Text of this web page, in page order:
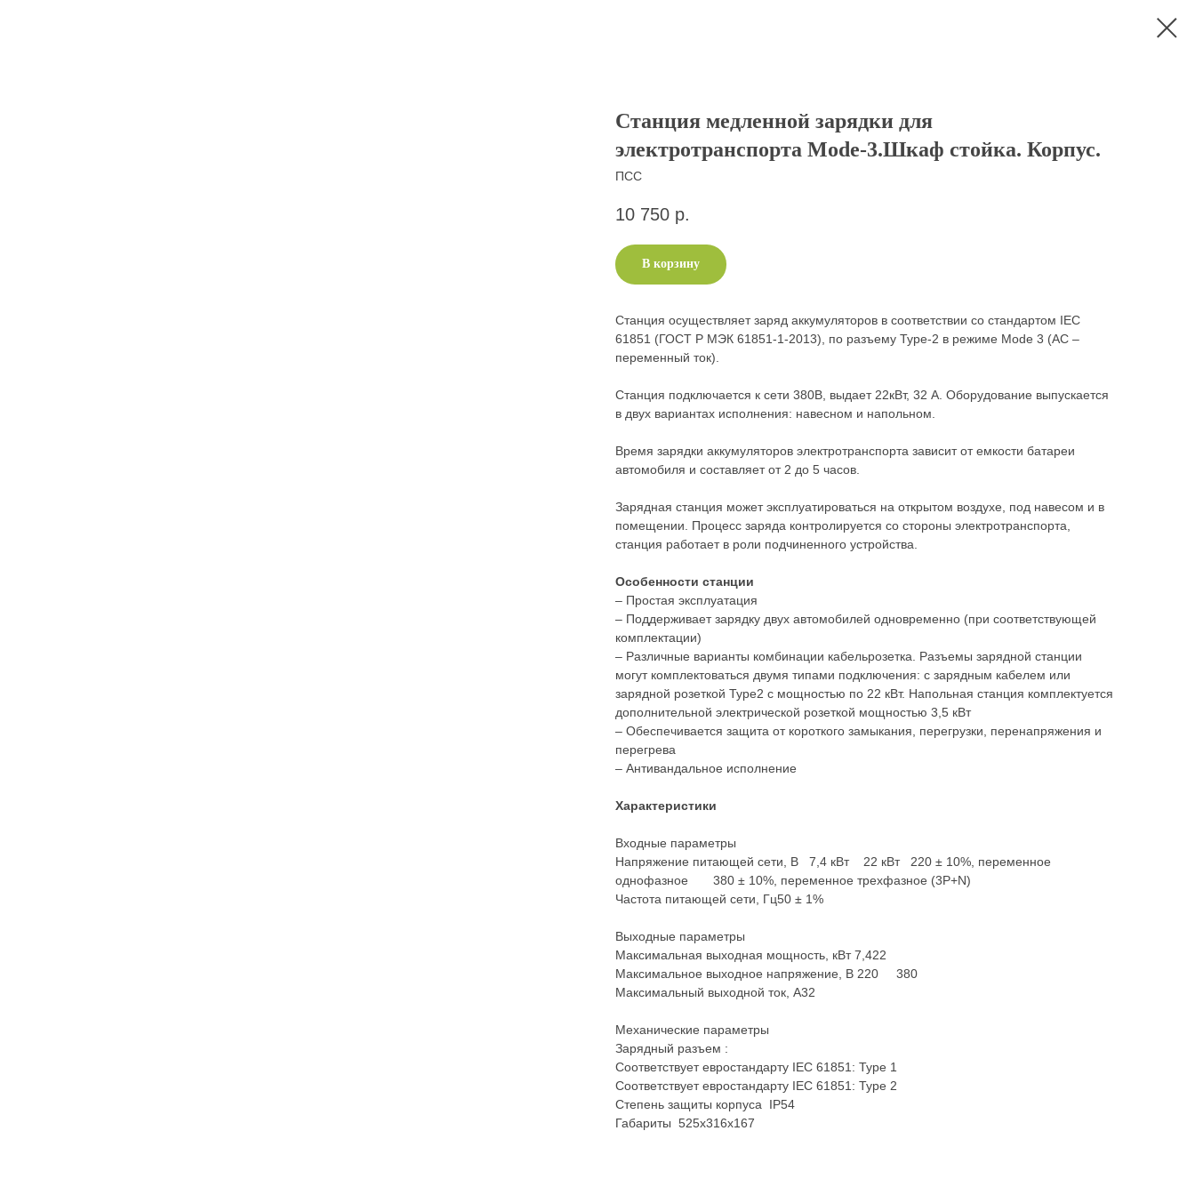
Станция медленной зарядки для
электротранспорта Mode-3.Шкаф стойка. Корпус.
ПСС
10 750 р.
В корзину
Станция осуществляет заряд аккумуляторов в соответствии со стандартом IEC
61851 (ГОСТ Р МЭК 61851-1-2013), по разъему Type-2 в режиме Mode 3 (AC –
переменный ток).
Станция подключается к сети 380В, выдает 22кВт, 32 А. Оборудование выпускается
в двух вариантах исполнения: навесном и напольном.
Время зарядки аккумуляторов электротранспорта зависит от емкости батареи
автомобиля и составляет от 2 до 5 часов.
Зарядная станция может эксплуатироваться на открытом воздухе, под навесом и в
помещении. Процесс заряда контролируется со стороны электротранспорта,
станция работает в роли подчиненного устройства.
Особенности станции
– Простая эксплуатация
– Поддерживает зарядку двух автомобилей одновременно (при соответствующей
комплектации)
– Различные варианты комбинации кабельрозетка. Разъемы зарядной станции
могут комплектоваться двумя типами подключения: с зарядным кабелем или
зарядной розеткой Type2 с мощностью по 22 кВт. Напольная станция комплектуется
дополнительной электрической розеткой мощностью 3,5 кВт
– Обеспечивается защита от короткого замыкания, перегрузки, перенапряжения и
перегрева
– Антивандальное исполнение
Характеристики
Входные параметры
Напряжение питающей сети, В 7,4 кВт 22 кВт 220 ± 10%, переменное
однофазное 380 ± 10%, переменное трехфазное (3P+N)
Частота питающей сети, Гц50 ± 1%
Выходные параметры
Максимальная выходная мощность, кВт 7,422
Максимальное выходное напряжение, В 220 380
Максимальный выходной ток, А32
Механические параметры
Зарядный разъем :
Соответствует евростандарту IEC 61851: Type 1
Соответствует евростандарту IEC 61851: Type 2
Степень защиты корпуса IP54
Габариты 525х316х167